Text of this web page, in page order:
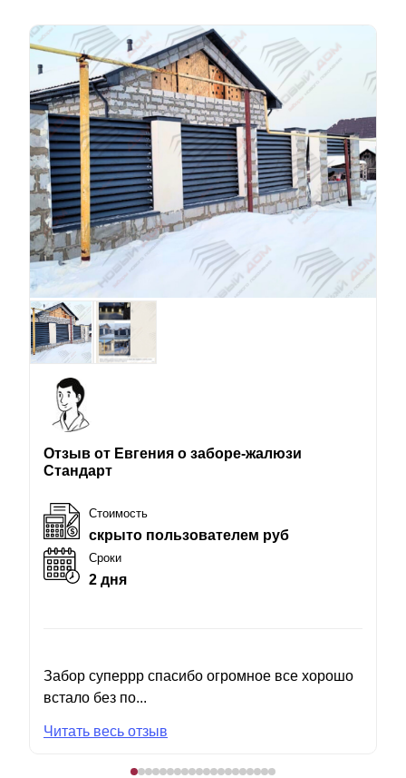
Отзыв от Евгения о заборе-жалюзи
Стандарт
Стоимость
скрыто пользователем руб
Сроки
2 дня
Забор суперрр спасибо огромное все хорошо
встало без по...
Читать весь отзыв